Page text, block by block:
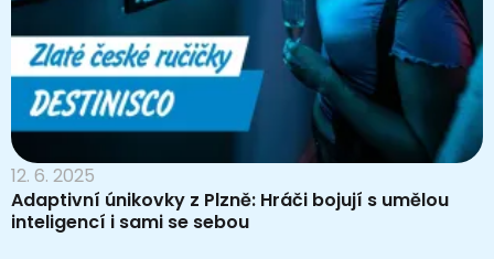
12. 6. 2025
Adaptivní únikovky z Plzně: Hráči bojují s umělou
inteligencí i sami se sebou